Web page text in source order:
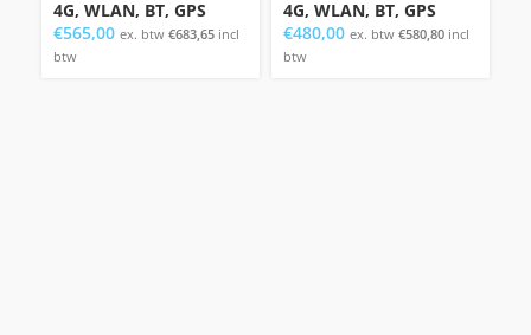
4G, WLAN, BT, GPS
€565,00 ex. btw €683,65 incl
btw
4G, WLAN, BT, GPS
€480,00 ex. btw €580,80 incl
btw